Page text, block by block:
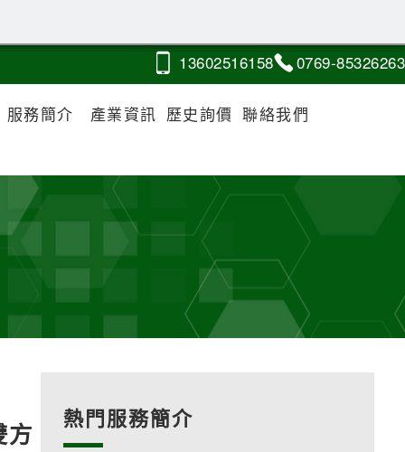
13602516158 0769-85326263
服務簡介 產業資訊 歷史詢價 聯絡我們
方 熱門服務簡介